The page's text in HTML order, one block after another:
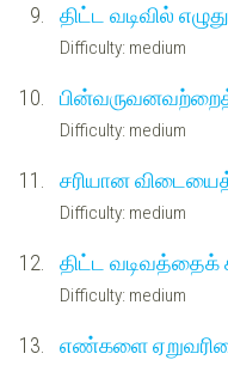
9. திட்ட வடிவில்
Difficulty: medium
10.
Difficulty: medium
11. சரியான
Difficulty: medium
12. திட்ட
Difficulty: medium
13. எண்களை